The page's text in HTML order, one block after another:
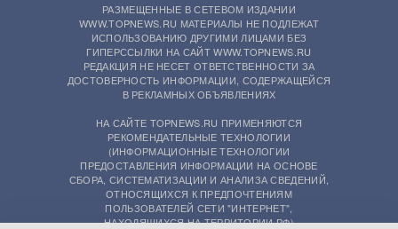
РАЗМЕЩЕННЫЕ В СЕТЕВОМ ИЗДАНИИ
WWW.TOPNEWS.RU МАТЕРИАЛЫ НЕ ПОДЛЕЖАТ
ИСПОЛЬЗОВАНИЮ ДРУГИМИ ЛИЦАМИ БЕЗ
ГИПЕРССЫЛКИ НА САЙТ WWW.TOPNEWS.RU
РЕДАКЦИЯ НЕ НЕСЕТ ОТВЕТСТВЕННОСТИ ЗА
ДОСТОВЕРНОСТЬ ИНФОРМАЦИИ, СОДЕРЖАЩЕЙСЯ
В РЕКЛАМНЫХ ОБЪЯВЛЕНИЯХ
НА САЙТЕ TOPNEWS.RU ПРИМЕНЯЮТСЯ
РЕКОМЕНДАТЕЛЬНЫЕ ТЕХНОЛОГИИ
(ИНФОРМАЦИОННЫЕ ТЕХНОЛОГИИ
ПРЕДОСТАВЛЕНИЯ ИНФОРМАЦИИ НА ОСНОВЕ
СБОРА, СИСТЕМАТИЗАЦИИ И АНАЛИЗА СВЕДЕНИЙ,
ОТНОСЯЩИХСЯ К ПРЕДПОЧТЕНИЯМ
ПОЛЬЗОВАТЕЛЕЙ СЕТИ "ИНТЕРНЕТ",
НАХОДЯЩИХСЯ НА ТЕРРИТОРИИ РФ)